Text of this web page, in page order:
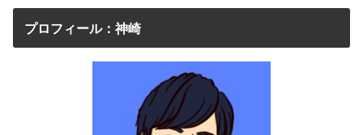
プロフィール：神崎